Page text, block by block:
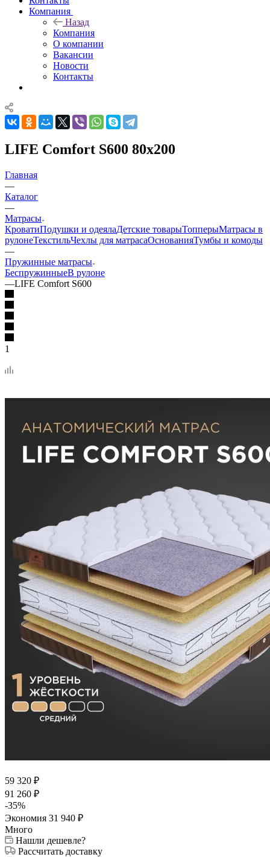
Компания
Назад
Компания
О компании
Вакансии
Новости
Контакты
LIFE Comfort S600 80x200
Главная
—
Каталог
—
Матрасы
КроватиПодушки и одеялаДетские товарыТопперыМатрасы в
рулонеТекстильЧехлы для матрасаОснованияТумбы и комоды
—
Пружинные матрасы
БеспружинныеВ рулоне
—LIFE Comfort S600
1
59 320 ₽
91 260 ₽
-35%
Экономия 31 940 ₽
Много
Нашли дешевле?
Рассчитать доставку